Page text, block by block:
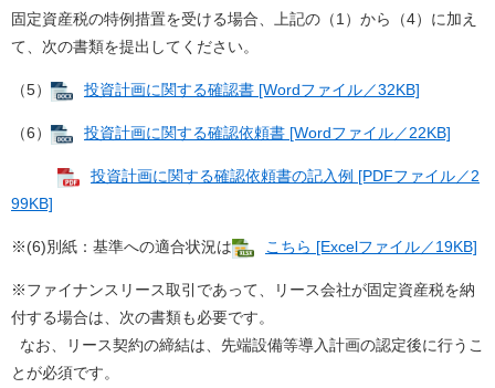
固定資産税の特例措置を受ける場合、上記の（1）から（4）に加え
て、次の書類を提出してください。
（5） 投資計画に関する確認書 [Wordファイル／32KB]
（6） 投資計画に関する確認依頼書 [Wordファイル／22KB]
投資計画に関する確認依頼書の記入例 [PDFファイル／2
99KB]
※(6)別紙：基準への適合状況は こちら [Excelファイル／19KB]
※ファイナンスリース取引であって、リース会社が固定資産税を納
付する場合は、次の書類も必要です。
なお、リース契約の締結は、先端設備等導入計画の認定後に行うこ
とが必須です。